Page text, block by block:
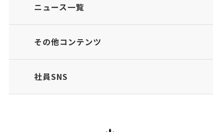
ニュース一覧
その他コンテンツ
社員SNS